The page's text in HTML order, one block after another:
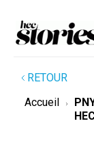
RETOUR
Accueil